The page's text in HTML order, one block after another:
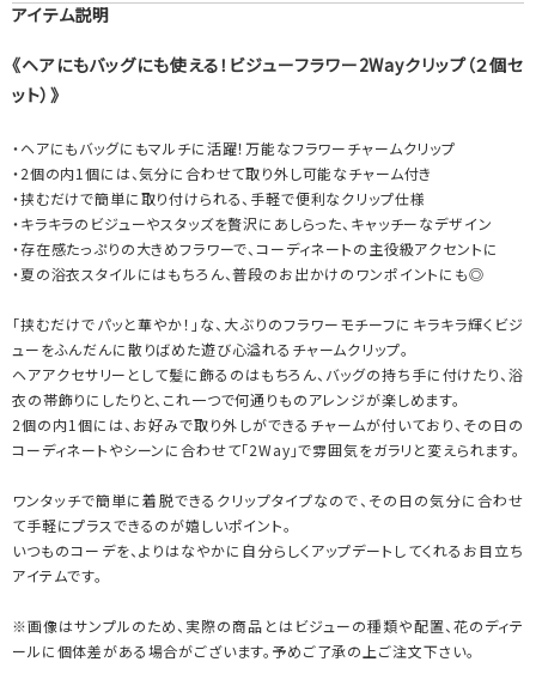
アイテム説明
《ヘアにもバッグにも使える！ビジューフラワー2Wayクリップ（２個セ
ット）》
・ヘアにもバッグにもマルチに活躍！万能なフラワーチャームクリップ
・2個の内1個には、気分に合わせて取り外し可能なチャーム付き
・挟むだけで簡単に取り付けられる、手軽で便利なクリップ仕様
・キラキラのビジューやスタッズを贅沢にあしらった、キャッチーなデザイン
・存在感たっぷりの大きめフラワーで、コーディネートの主役級アクセントに
・夏の浴衣スタイルにはもちろん、普段のお出かけのワンポイントにも◎
「挟むだけでパッと華やか！」な、大ぶりのフラワーモチーフにキラキラ輝くビジ
ューをふんだんに散りばめた遊び心溢れるチャームクリップ。
ヘアアクセサリーとして髪に飾るのはもちろん、バッグの持ち手に付けたり、浴
衣の帯飾りにしたりと、これ一つで何通りものアレンジが楽しめます。
2個の内1個には、お好みで取り外しができるチャームが付いており、その日の
コーディネートやシーンに合わせて「2Way」で雰囲気をガラリと変えられます。
ワンタッチで簡単に着脱できるクリップタイプなので、その日の気分に合わせ
て手軽にプラスできるのが嬉しいポイント。
いつものコーデを、よりはなやかに自分らしくアップデートしてくれるお目立ち
アイテムです。
※画像はサンプルのため、実際の商品とはビジューの種類や配置、花のディテ
ールに個体差がある場合がございます。予めご了承の上ご注文下さい。